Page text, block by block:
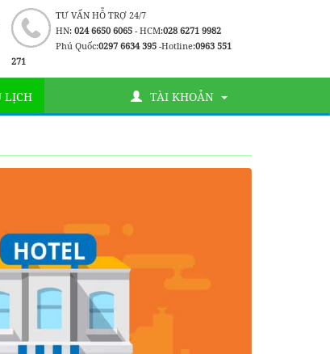
TƯ VẤN HỖ TRỢ 24/7
HN: 024 6650 6065- HCM:028 6271 9982
Phú Quốc:0297 6634 395 -Hotline:0963 551
271
LỊCH TÀI KHOẢN